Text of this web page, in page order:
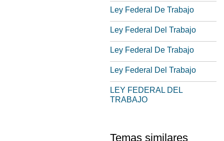
Ley Federal De Trabajo
Ley Federal Del Trabajo
Ley Federal De Trabajo
Ley Federal Del Trabajo
LEY FEDERAL DEL
TRABAJO
Temas similares